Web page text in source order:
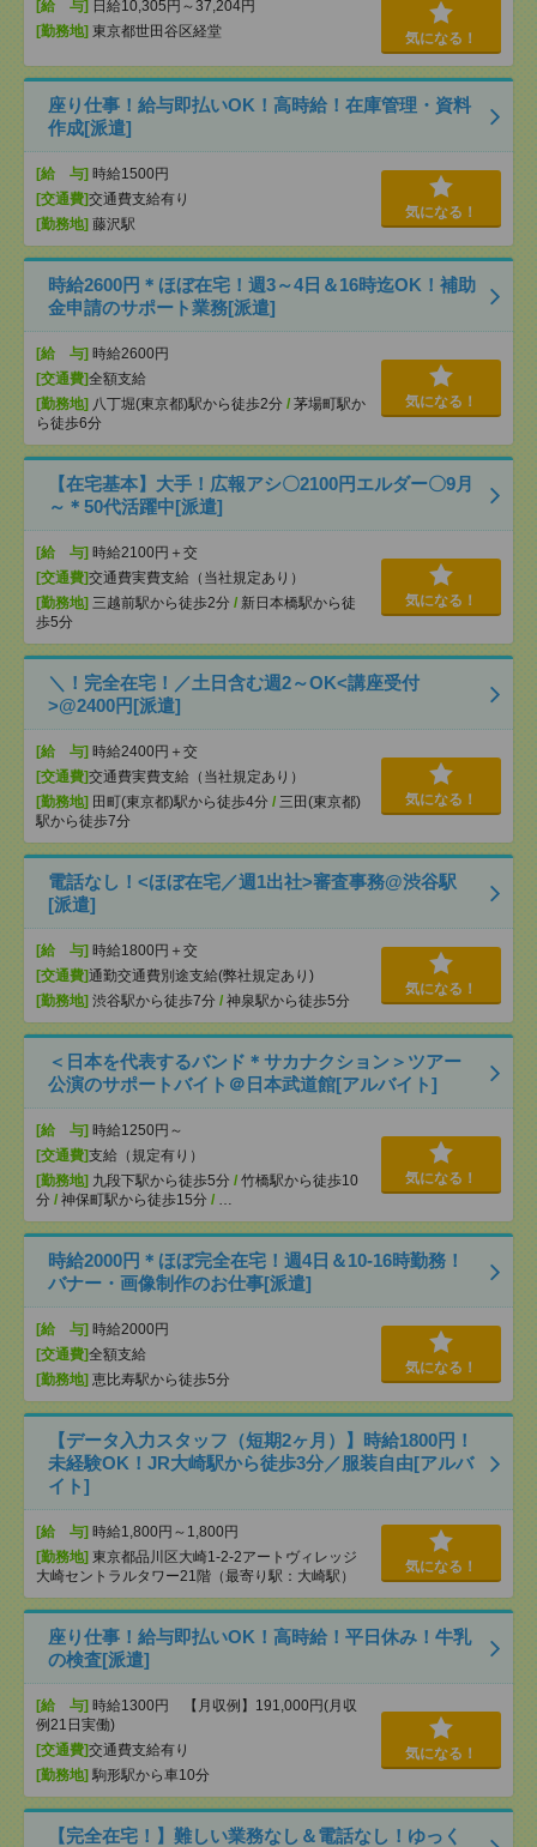
[給 与] 日給10,305円～37,204円
[勤務地] 東京都世田谷区経堂 気になる！
座り仕事！給与即払いOK！高時給！在庫管理・資料
作成[派遣]
[給 与] 時給1500円
[交通費]交通費支給有り
[勤務地] 藤沢駅
気になる！
時給2600円＊ほぼ在宅！週3～4日＆16時迄OK！補助
金申請のサポート業務[派遣]
[給 与] 時給2600円
[交通費]全額支給
[勤務地] 八丁堀(東京都)駅から徒歩2分 / 茅場町駅か
ら徒歩6分
気になる！
【在宅基本】大手！広報アシ〇2100円エルダー〇9月
～＊50代活躍中[派遣]
[給 与] 時給2100円＋交
[交通費]交通費実費支給（当社規定あり）
[勤務地] 三越前駅から徒歩2分 / 新日本橋駅から徒
歩5分
気になる！
＼！完全在宅！／土日含む週2～OK<講座受付
>@2400円[派遣]
[給 与] 時給2400円＋交
[交通費]交通費実費支給（当社規定あり）
[勤務地] 田町(東京都)駅から徒歩4分 / 三田(東京都)
駅から徒歩7分
気になる！
電話なし！<ほぼ在宅／週1出社>審査事務@渋谷駅
[派遣]
[給 与] 時給1800円＋交
[交通費]通勤交通費別途支給(弊社規定あり)
[勤務地] 渋谷駅から徒歩7分 / 神泉駅から徒歩5分
気になる！
＜日本を代表するバンド＊サカナクション＞ツアー
公演のサポートバイト＠日本武道館[アルバイト]
[給 与] 時給1250円～
[交通費]支給（規定有り）
[勤務地] 九段下駅から徒歩5分 / 竹橋駅から徒歩10
分 / 神保町駅から徒歩15分 / …
気になる！
時給2000円＊ほぼ完全在宅！週4日＆10-16時勤務！
バナー・画像制作のお仕事[派遣]
[給 与] 時給2000円
[交通費]全額支給
[勤務地] 恵比寿駅から徒歩5分
気になる！
【データ入力スタッフ（短期2ヶ月）】時給1800円！
未経験OK！JR大崎駅から徒歩3分／服装自由[アルバ
イト]
[給 与] 時給1,800円～1,800円
[勤務地] 東京都品川区大崎1-2-2アートヴィレッジ
大崎セントラルタワー21階（最寄り駅：大崎駅）
気になる！
座り仕事！給与即払いOK！高時給！平日休み！牛乳
の検査[派遣]
[給 与] 時給1300円 【月収例】191,000円(月収
例21日実働)
[交通費]交通費支給有り
[勤務地] 駒形駅から車10分
気になる！
【完全在宅！】難しい業務なし＆電話なし！ゆっく